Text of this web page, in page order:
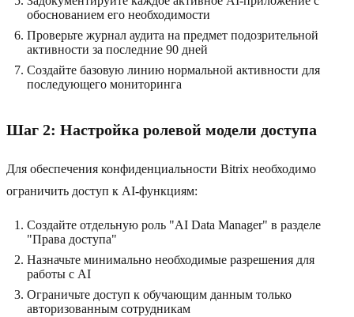
обоснованием его необходимости
Проверьте журнал аудита на предмет подозрительной
активности за последние 90 дней
Создайте базовую линию нормальной активности для
последующего мониторинга
Шаг 2: Настройка ролевой модели доступа
Для обеспечения конфиденциальности Bitrix необходимо
ограничить доступ к AI-функциям:
Создайте отдельную роль "AI Data Manager" в разделе
"Права доступа"
Назначьте минимально необходимые разрешения для
работы с AI
Ограничьте доступ к обучающим данным только
авторизованным сотрудникам